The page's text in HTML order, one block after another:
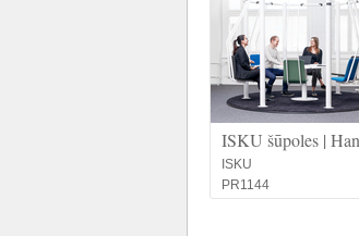
ISKU šūpoles |
ISKU
PR1144